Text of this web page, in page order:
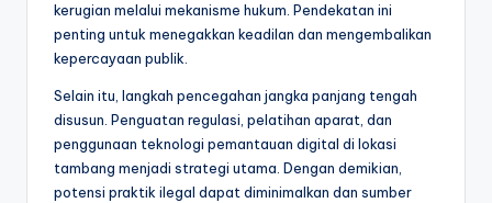
kerugian melalui mekanisme hukum. Pendekatan ini
penting untuk menegakkan keadilan dan mengembalikan
kepercayaan publik.
Selain itu, langkah pencegahan jangka panjang tengah
disusun. Penguatan regulasi, pelatihan aparat, dan
penggunaan teknologi pemantauan digital di lokasi
tambang menjadi strategi utama. Dengan demikian,
potensi praktik ilegal dapat diminimalkan dan sumber